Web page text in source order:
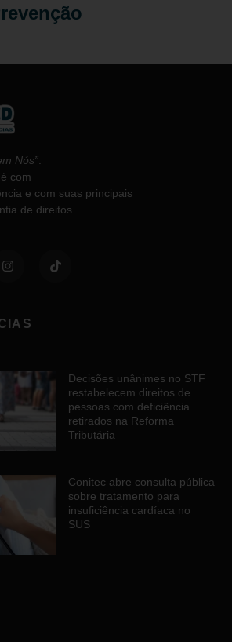
Nós”
com
e com suas principais
de direitos.
Decisões unânimes no STF
restabelecem direitos de
pessoas com deficiência
retirados na Reforma
Tributária
Conitec abre consulta pública
sobre tratamento para
insuficiência cardíaca no
SUS